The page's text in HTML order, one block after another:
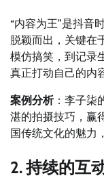
“内容为王”是抖音
脱颖而出，关键在
模仿搞笑，到记录
真正打动自己的内
案例分析：李子柒
湛的拍摄技巧，赢
国传统文化的魅力
2. 持续的互